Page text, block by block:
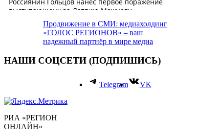
Продвижение в СМИ: медиахолдинг
«ГОЛОС РЕГИОНОВ» – ваш
надежный партнёр в мире медиа
НАШИ СОЦСЕТИ (ПОДПИШИСЬ)
Telegram VK
РИА «РЕГИОН
ОНЛАЙН»